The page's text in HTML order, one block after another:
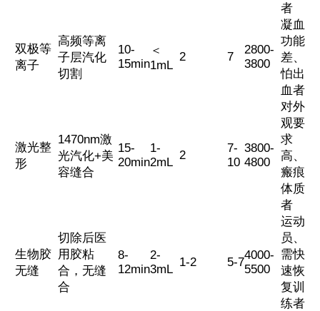
者
双极等
离子
高频等离
子层汽化
切割
10-
15min
＜
1mL
2 7
2800-
3800
凝血
功能
差、
怕出
血者
激光整
形
1470nm激
光汽化+美
容缝合
15-
20min
1-
2mL
2
7-
10
3800-
4800
对外
观要
求
高、
瘢痕
体质
者
生物胶
无缝
切除后医
用胶粘
合，无缝
合
8-
12min
2-
3mL
1-2 5-7
4000-
5500
运动
员、
需快
速恢
复训
练者